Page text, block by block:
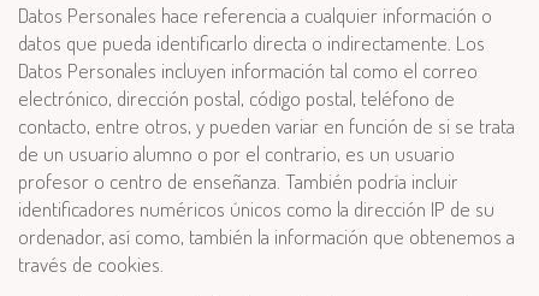
Datos Personales hace referencia a cualquier información o
datos que pueda identificarlo directa o indirectamente. Los
Datos Personales incluyen información tal como el correo
electrónico, dirección postal, código postal, teléfono de
contacto, entre otros, y pueden variar en función de si se trata
de un usuario alumno o por el contrario, es un usuario
profesor o centro de enseñanza. También podría incluir
identificadores numéricos únicos como la dirección IP de su
ordenador, así como, también la información que obtenemos a
través de cookies.